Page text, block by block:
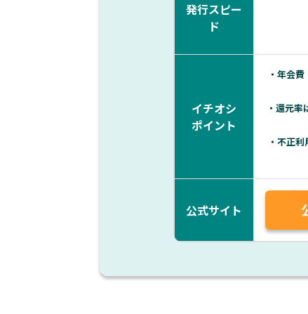
発行スピー
ド
イチオシ
ポイント
・年会
・還元
・不正
公式サイト